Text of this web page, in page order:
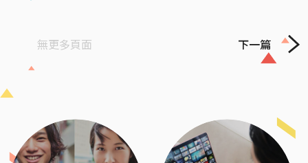
無更多頁面 下一篇